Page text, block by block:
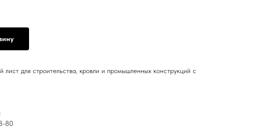
лист для строительства, кровли и промышленных конструкций с
80